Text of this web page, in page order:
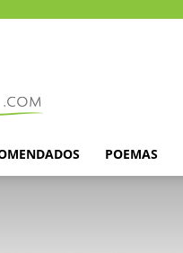
POEMAS